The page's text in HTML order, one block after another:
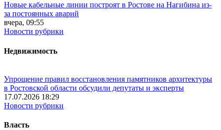
Новые кабельные линии построят в Ростове на Нагибина из-
за постоянных аварий
вчера, 09:55
Новости рубрики
Недвижимость
Упрощение правил восстановления памятников архитектуры
в Ростовской области обсудили депутаты и эксперты
17.07.2026 18:29
Новости рубрики
Власть